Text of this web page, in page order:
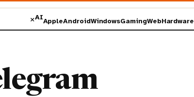
×AIAppleAndroidWindowsGamingWebHardware